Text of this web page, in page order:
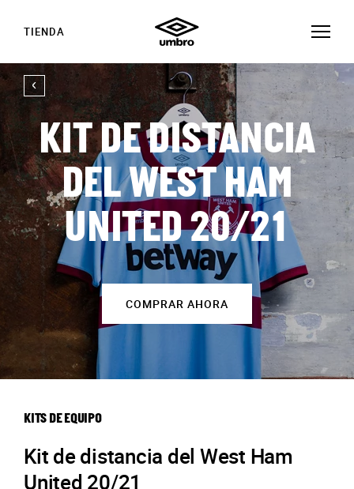
TIENDA
KIT DE DISTANCIA
DEL WEST HAM
UNITED 20/21
COMPRAR AHORA
KITS DE EQUIPO
Kit de distancia del West Ham
United 20/21